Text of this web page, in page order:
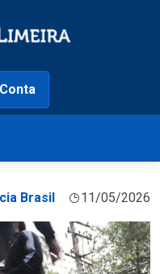
Brasil 11/05/2026